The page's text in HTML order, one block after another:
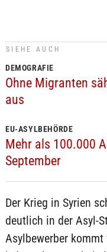
SIEHE AUCH
DEMOGRAFIE
Ohne Migranten
aus
EU-ASYLBEHÖRDE
Mehr als 100.000
September
Der Krieg in Syrien
deutlich in der Asyl-
Asylbewerber